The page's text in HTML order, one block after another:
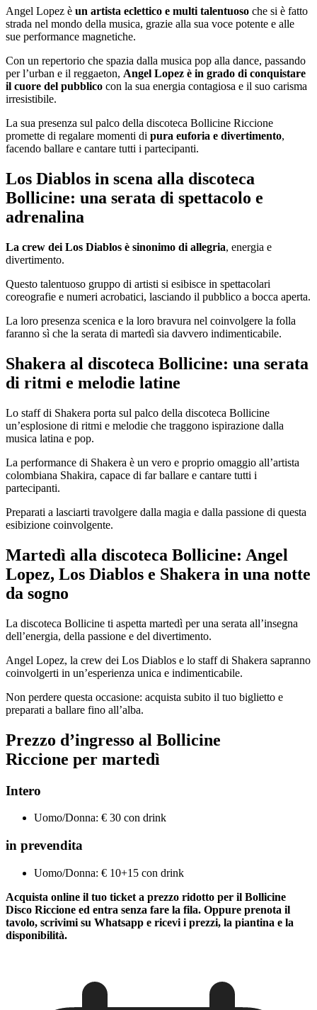
Angel Lopez è un artista eclettico e multi talentuoso che si è fatto
strada nel mondo della musica, grazie alla sua voce potente e alle
sue performance magnetiche.
Con un repertorio che spazia dalla musica pop alla dance, passando
per l’urban e il reggaeton, Angel Lopez è in grado di conquistare
il cuore del pubblico con la sua energia contagiosa e il suo carisma
irresistibile.
La sua presenza sul palco della discoteca Bollicine Riccione
promette di regalare momenti di pura euforia e divertimento,
facendo ballare e cantare tutti i partecipanti.
Los Diablos in scena alla discoteca
Bollicine: una serata di spettacolo e
adrenalina
La crew dei Los Diablos è sinonimo di allegria, energia e
divertimento.
Questo talentuoso gruppo di artisti si esibisce in spettacolari
coreografie e numeri acrobatici, lasciando il pubblico a bocca aperta.
La loro presenza scenica e la loro bravura nel coinvolgere la folla
faranno sì che la serata di martedì sia davvero indimenticabile.
Shakera al discoteca Bollicine: una serata
di ritmi e melodie latine
Lo staff di Shakera porta sul palco della discoteca Bollicine
un’esplosione di ritmi e melodie che traggono ispirazione dalla
musica latina e pop.
La performance di Shakera è un vero e proprio omaggio all’artista
colombiana Shakira, capace di far ballare e cantare tutti i
partecipanti.
Preparati a lasciarti travolgere dalla magia e dalla passione di questa
esibizione coinvolgente.
Martedì alla discoteca Bollicine: Angel
Lopez, Los Diablos e Shakera in una notte
da sogno
La discoteca Bollicine ti aspetta martedì per una serata all’insegna
dell’energia, della passione e del divertimento.
Angel Lopez, la crew dei Los Diablos e lo staff di Shakera sapranno
coinvolgerti in un’esperienza unica e indimenticabile.
Non perdere questa occasione: acquista subito il tuo biglietto e
preparati a ballare fino all’alba.
Prezzo d’ingresso al Bollicine
Riccione per martedì
Intero
Uomo/Donna: € 30 con drink
in prevendita
Uomo/Donna: € 10+15 con drink
Acquista online il tuo ticket a prezzo ridotto per il Bollicine
Disco Riccione ed entra senza fare la fila. Oppure prenota il
tavolo, scrivimi su Whatsapp e ricevi i prezzi, la piantina e la
disponibilità.